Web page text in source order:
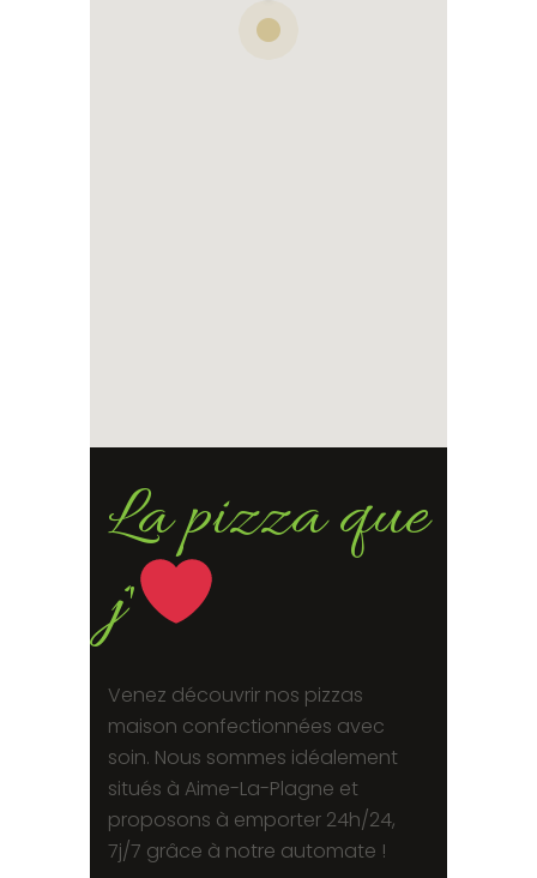
La pizza que
j'
Venez découvrir nos pizzas
maison confectionnées avec
soin. Nous sommes idéalement
situés à Aime-La-Plagne et
proposons à emporter 24h/24,
7j/7 grâce à notre automate !